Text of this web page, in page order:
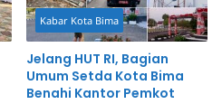
Kabar Kota Bima
Jelang HUT RI, Bagian
Umum Setda Kota Bima
Benahi Kantor Pemkot